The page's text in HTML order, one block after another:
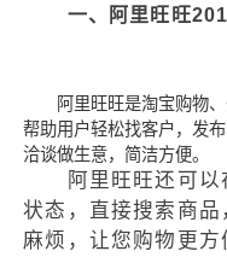
一、阿里旺旺
阿里旺旺是淘宝购物、
帮助用户轻松找客户，发
洽谈做生意，简洁方便。
阿里旺旺还可以
状态，直接搜索商
麻烦，让您购物更